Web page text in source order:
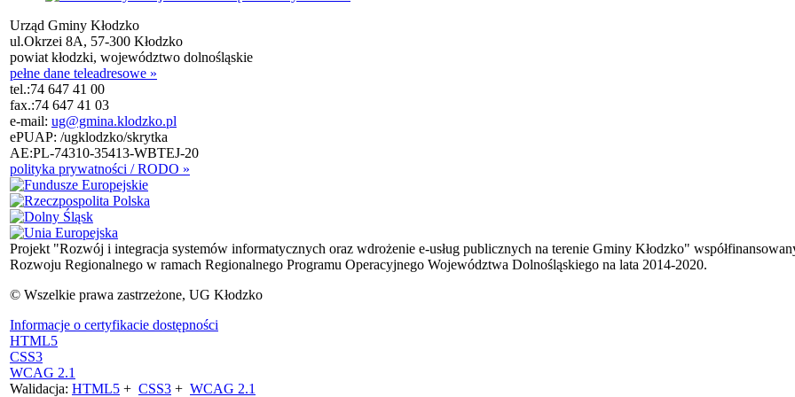
Urząd Gminy Kłodzko
ul.Okrzei 8A, 57-300 Kłodzko
powiat kłodzki, województwo dolnośląskie
pełne dane teleadresowe »
tel.:74 647 41 00
fax.:74 647 41 03
e-mail: ug@gmina.klodzko.pl
ePUAP: /ugklodzko/skrytka
AE:PL-74310-35413-WBTEJ-20
polityka prywatności / RODO »
Projekt "Rozwój i integracja systemów informatycznych oraz wdrożenie e-usług publicznych na terenie Gminy Kłodzko"
Rozwoju Regionalnego w ramach Regionalnego Programu Operacyjnego Województwa Dolnośląskiego na lata 2014-2020.
© Wszelkie prawa zastrzeżone, UG Kłodzko
Informacje o certyfikacie dostępności
HTML5
CSS3
WCAG 2.1
Walidacja: HTML5 + CSS3 + WCAG 2.1